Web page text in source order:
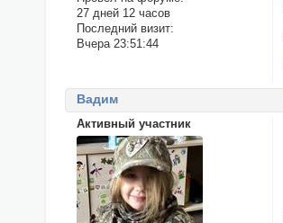
27 дней 12 часов
Последний визит:
Вчера 23:51:44
Вадим
Активный участник